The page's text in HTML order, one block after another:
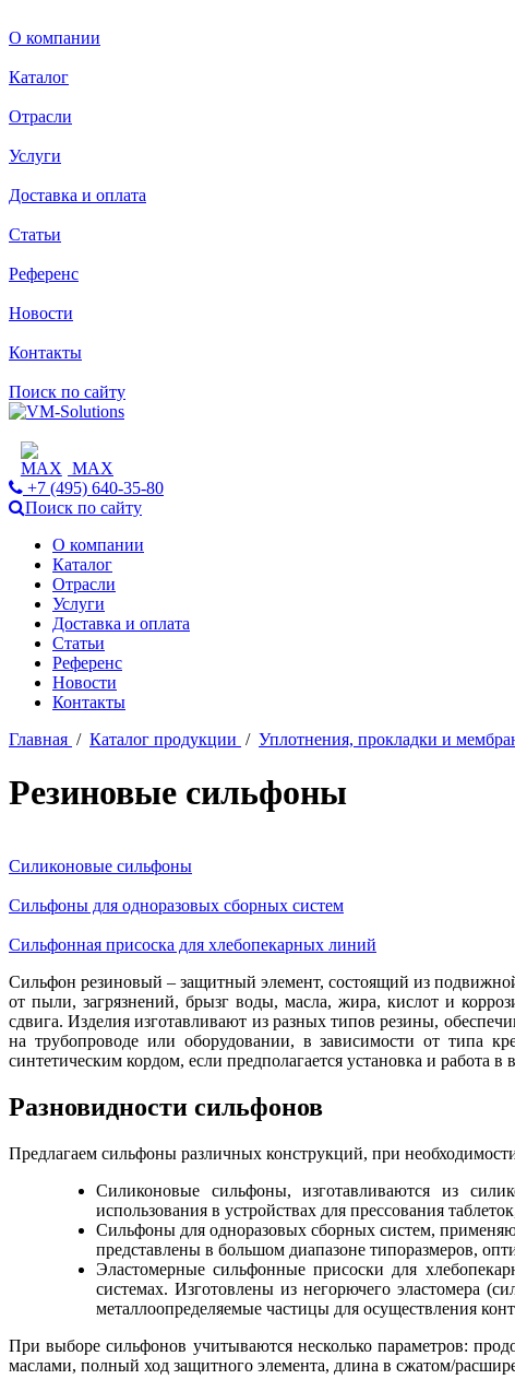
О компании
Каталог
Отрасли
Услуги
Доставка и оплата
Статьи
Референс
Новости
Контакты
Поиск по сайту
MAX
+7 (495) 640-35-80
Поиск по сайту
О компании
Каталог
Отрасли
Услуги
Доставка и оплата
Статьи
Референс
Новости
Контакты
Главная / Каталог продукции / Уплотнения, прокладки и
Резиновые сильфоны
Силиконовые сильфоны
Сильфоны для одноразовых сборных систем
Сильфонная присоска для хлебопекарных линий
Сильфон резиновый – защитный элемент, состоящий из
от пыли, загрязнений, брызг воды, масла, жира, кислот и
сдвига. Изделия изготавливают из разных типов резины,
на трубопроводе или оборудовании, в зависимости от типа
синтетическим кордом, если предполагается установка и работа
Разновидности сильфонов
Предлагаем сильфоны различных конструкций, при
Силиконовые сильфоны, изготавливаются из
использования в устройствах для прессования
Сильфоны для одноразовых сборных систем,
представлены в большом диапазоне типоразмеров,
Эластомерные сильфонные присоски для
системах. Изготовлены из негорючего эластомера
металлоопределяемые частицы для осуществления
При выборе сильфонов учитываются несколько параметров:
маслами, полный ход защитного элемента, длина в сжатом/